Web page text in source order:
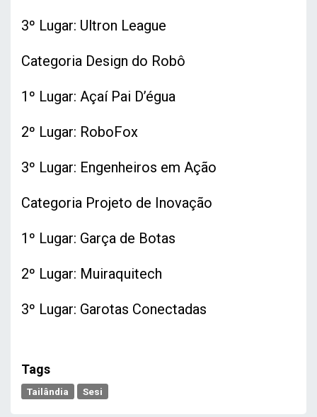
3º Lugar: Ultron League
Categoria Design do Robô
1º Lugar: Açaí Pai D’égua
2º Lugar: RoboFox
3º Lugar: Engenheiros em Ação
Categoria Projeto de Inovação
1º Lugar: Garça de Botas
2º Lugar: Muiraquitech
3º Lugar: Garotas Conectadas
Tags
Tailândia Sesi